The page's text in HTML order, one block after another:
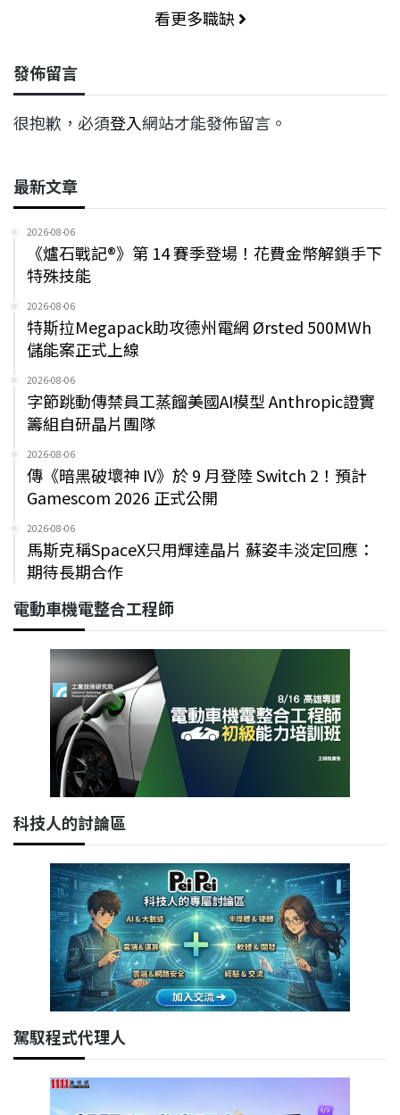
看更多職缺
發佈留言
很抱歉，必須登入網站才能發佈留言。
最新文章
2026-08-06
《爐石戰記®》第 14 賽季登場！花費金幣解鎖手下
特殊技能
2026-08-06
特斯拉Megapack助攻德州電網 Ørsted 500MWh
儲能案正式上線
2026-08-06
字節跳動傳禁員工蒸餾美國AI模型 Anthropic證實
籌組自研晶片團隊
2026-08-06
傳《暗黑破壞神 IV》於 9 月登陸 Switch 2！預計
Gamescom 2026 正式公開
2026-08-06
馬斯克稱SpaceX只用輝達晶片 蘇姿丰淡定回應：
期待長期合作
電動車機電整合工程師
科技人的討論區
駕馭程式代理人